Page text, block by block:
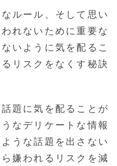
ルール、そして思い
れないために重要な
いように気を配るこ
リスクをなくす秘訣
題に気を配ることが
なデリケートな情報
うな話題を出さない
嫌われるリスクを減